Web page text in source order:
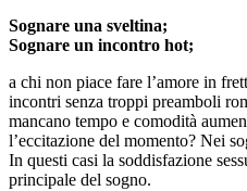
Sognare una sveltina;
Sognare un incontro hot;
a chi non piace fare l’amore in
incontri senza troppi preamboli
mancano tempo e comodità
l’eccitazione del momento? Nei
In questi casi la soddisfazione
principale del sogno.